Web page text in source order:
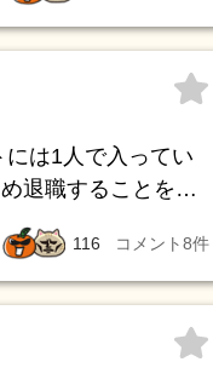
は1人で入ってい
退職することを決
利用者の方にも迷
うと否定されるの
しょうか。 私
116 コメント8件